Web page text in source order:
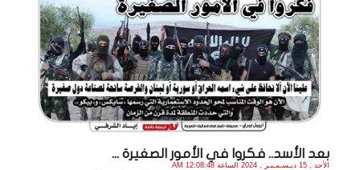
بعد الأسد.. فكروا في الأمور الصغيرة ...
الأحد , 15 ديـسـمـبـر , 2024 الساعة 12:08:48 AM